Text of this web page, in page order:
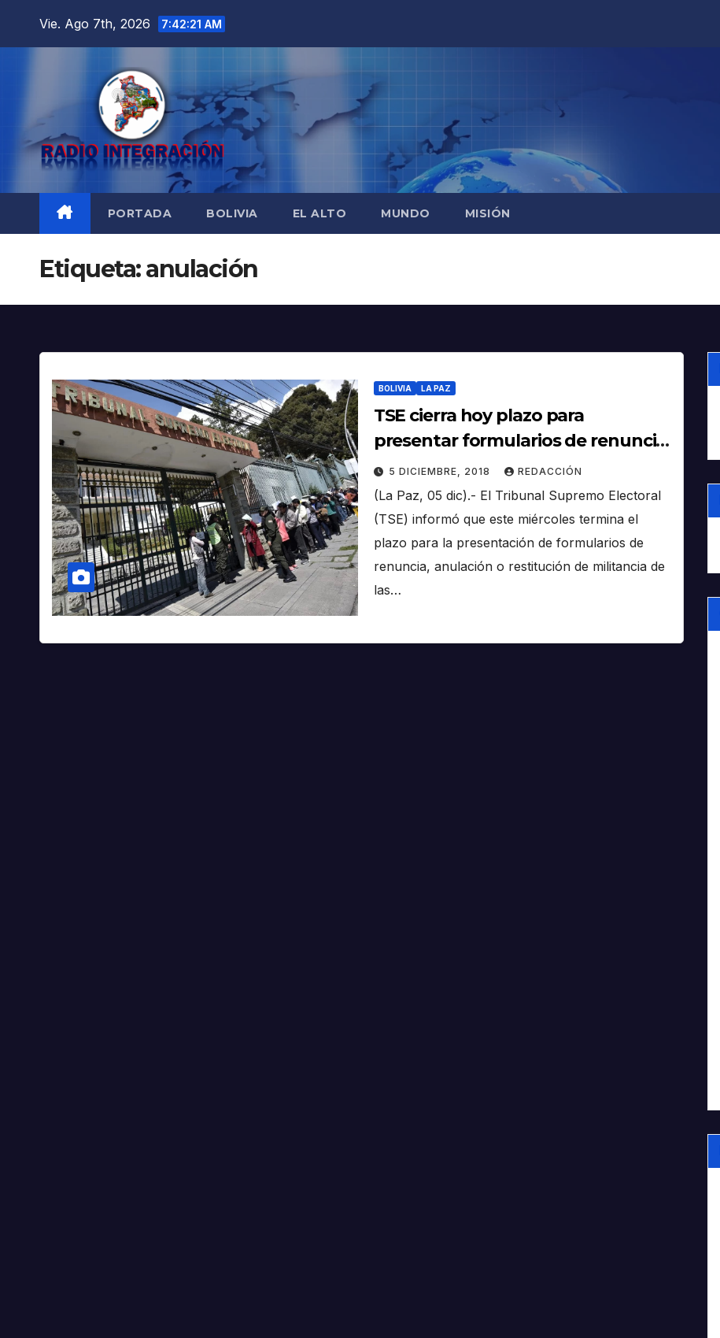
Vie. Ago 7th, 2026 7:42:22 AM
PORTADA BOLIVIA EL ALTO MUNDO MISIÓN
Etiqueta:anulación
BOLIVIA LA PAZ
TSE cierra hoy plazo para
presentar formularios de renuncia,
anulación o restitución de
militancia
5 DICIEMBRE, 2018 REDACCIÓN
(La Paz, 05 dic).- El Tribunal Supremo Electoral
(TSE) informó que este miércoles termina el
plazo para la presentación de formularios de
renuncia, anulación o restitución de militancia de
las…